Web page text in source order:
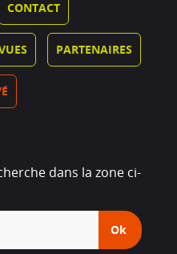
CONTACT
PARTENAIRES
dans la zone ci-
Ok